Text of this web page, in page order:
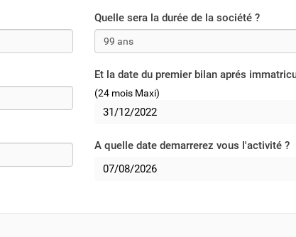
Quelle sera la durée de la société ?
Et la date du premier bilan aprés
(24 mois Maxi)
A quelle date demarrerez vous l'activité ?